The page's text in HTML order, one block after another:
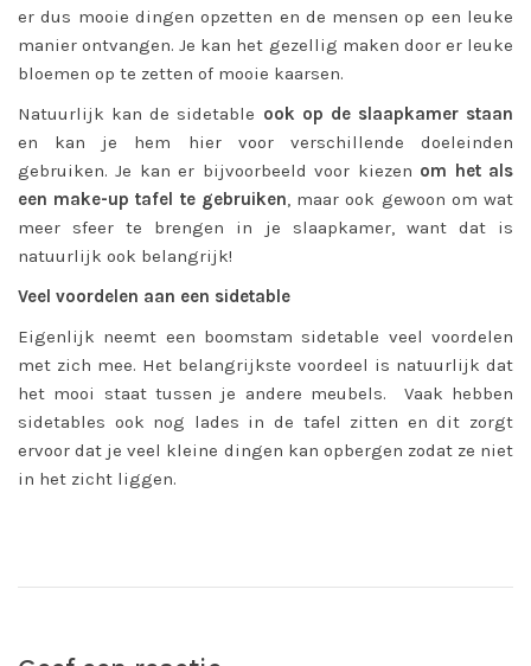
er dus mooie dingen opzetten en de mensen op een leuke
manier ontvangen. Je kan het gezellig maken door er leuke
bloemen op te zetten of mooie kaarsen.
Natuurlijk kan de sidetable ook op de slaapkamer staan
en kan je hem hier voor verschillende doeleinden
gebruiken. Je kan er bijvoorbeeld voor kiezen om het als
een make-up tafel te gebruiken, maar ook gewoon om wat
meer sfeer te brengen in je slaapkamer, want dat is
natuurlijk ook belangrijk!
Veel voordelen aan een sidetable
Eigenlijk neemt een boomstam sidetable veel voordelen
met zich mee. Het belangrijkste voordeel is natuurlijk dat
het mooi staat tussen je andere meubels. Vaak hebben
sidetables ook nog lades in de tafel zitten en dit zorgt
ervoor dat je veel kleine dingen kan opbergen zodat ze niet
in het zicht liggen.